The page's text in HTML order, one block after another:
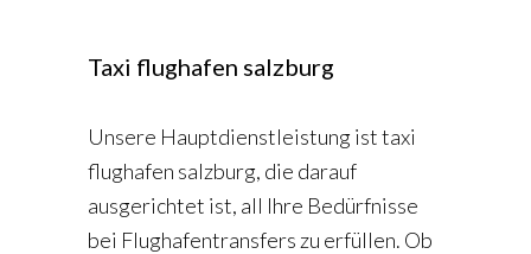
Taxi flughafen salzburg
Unsere Hauptdienstleistung isttaxi
flughafen salzburg, die darauf
ausgerichtet ist, all Ihre Bedürfnisse
bei Flughafentransfers zu erfüllen. Ob